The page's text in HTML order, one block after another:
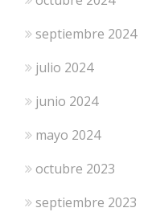
septiembre 2024
julio 2024
junio 2024
mayo 2024
octubre 2023
septiembre 2023